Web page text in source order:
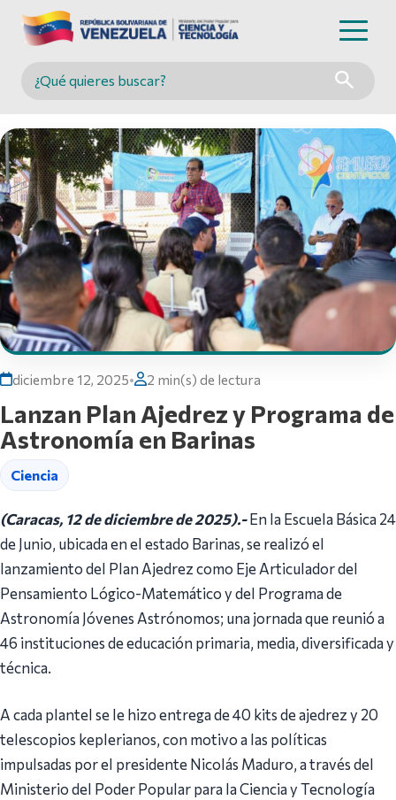
Buscar en MINCYT
diciembre 12, 2025• 2 min(s) de lectura
Lanzan Plan Ajedrez y Programa de
Astronomía en Barinas
Ciencia
(Caracas, 12 de diciembre de 2025).-En la Escuela Básica 24
de Junio, ubicada en el estado Barinas, se realizó el
lanzamiento del Plan Ajedrez como Eje Articulador del
Pensamiento Lógico-Matemático y del Programa de
Astronomía Jóvenes Astrónomos; una jornada que reunió a
46 instituciones de educación primaria, media, diversificada y
técnica.
A cada plantel se le hizo entrega de 40 kits de ajedrez y 20
telescopios keplerianos, con motivo a las políticas
impulsadas por el presidente Nicolás Maduro, a través del
Ministerio del Poder Popular para la Ciencia y Tecnología